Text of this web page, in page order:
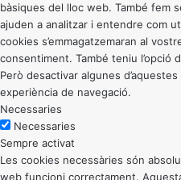
bàsiques del lloc web. També fem
ajuden a analitzar i entendre com
cookies s’emmagatzemaran al
consentiment. També teniu l’opció
Però desactivar algunes
experiència de navegació.
Necessaries
Necessaries
Sempre activat
Les cookies necessàries són
web funcioni correctament.